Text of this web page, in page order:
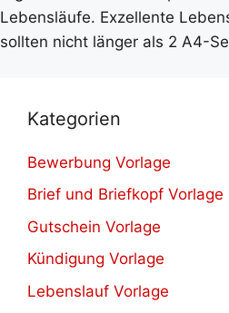
Lebensläufe. Exzellente
sollten nicht länger als 2 A4-
Kategorien
Bewerbung Vorlage
Brief und Briefkopf Vorlage
Gutschein Vorlage
Kündigung Vorlage
Lebenslauf Vorlage